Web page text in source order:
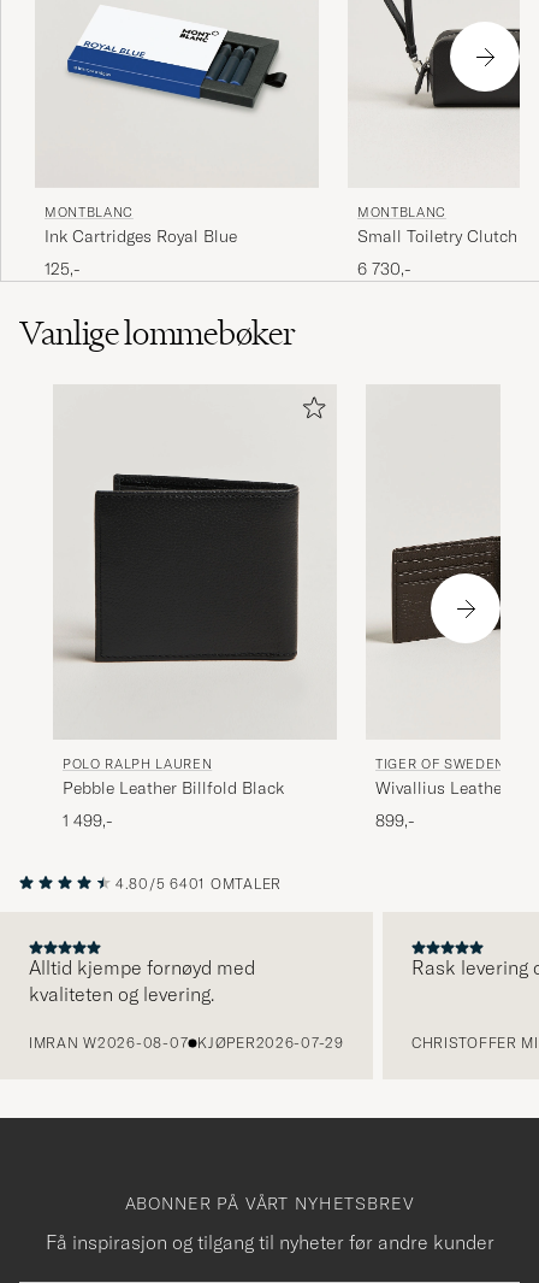
MONTBLANC
Ink Cartridges Royal Blue
125,-
MONTBLANC
Small Toiletry Clutch
Leather Black
6 730,-
Vanlige lommebøker
POLO RALPH LAUREN
Pebble Leather Billfold Black
1 499,-
TIGER OF SWEDEN
Wivallius Leather
Brown
899,-
4.80/5 6401 OMTALER
Alltid kjempe fornøyd med
kvaliteten og levering.
IMRAN W2026-08-07 KJØPER2026-07-29
Rask levering
CHRISTOFFER
ABONNER PÅ VÅRT NYHETSBREV
Få inspirasjon og tilgang til nyheter før andre kunder